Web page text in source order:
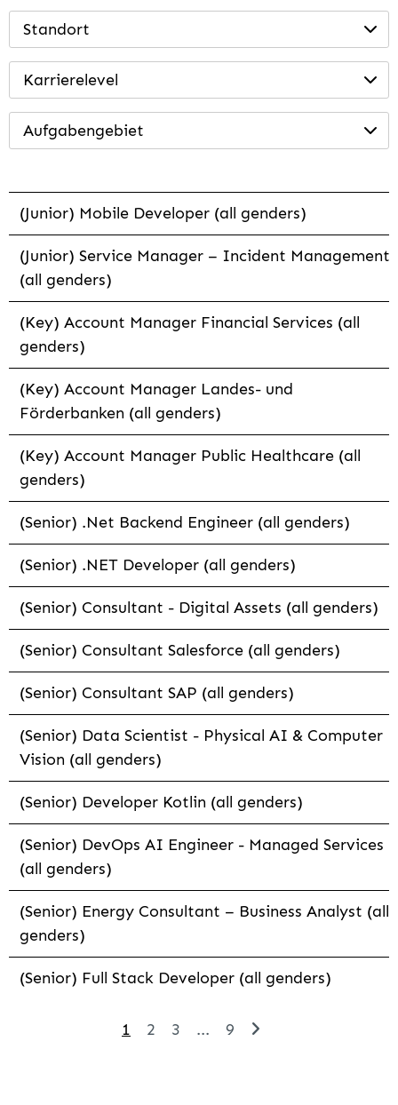
Standort
Karrierelevel
Aufgabengebiet
(Junior) Mobile Developer (all genders)
(Junior) Service Manager – Incident Management
(all genders)
(Key) Account Manager Financial Services (all
genders)
(Key) Account Manager Landes- und
Förderbanken (all genders)
(Key) Account Manager Public Healthcare (all
genders)
(Senior) .Net Backend Engineer (all genders)
(Senior) .NET Developer (all genders)
(Senior) Consultant - Digital Assets (all genders)
(Senior) Consultant Salesforce (all genders)
(Senior) Consultant SAP (all genders)
(Senior) Data Scientist - Physical AI & Computer
Vision (all genders)
(Senior) Developer Kotlin (all genders)
(Senior) DevOps AI Engineer - Managed Services
(all genders)
(Senior) Energy Consultant – Business Analyst (all
genders)
(Senior) Full Stack Developer (all genders)
1 2 3 ... 9